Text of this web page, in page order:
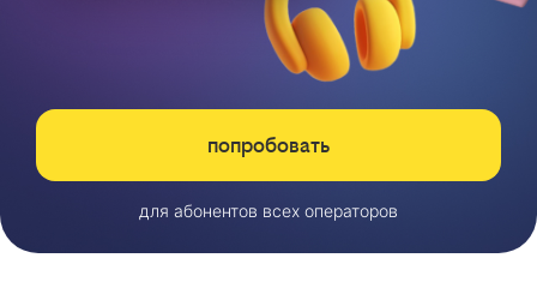
попробовать
для абонентов всех операторов